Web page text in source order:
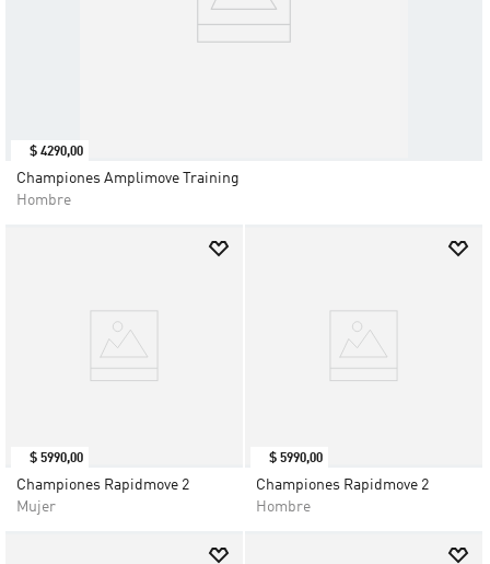
$ 4290,00
Championes Amplimove Training
Hombre
$ 5990,00
Championes Rapidmove 2
Mujer
$ 5990,00
Championes Rapidmove 2
Hombre